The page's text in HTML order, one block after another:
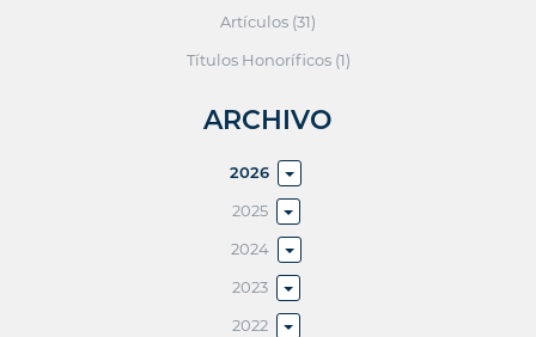
Artículos (31)
Títulos Honoríficos (1)
ARCHIVO
2026
2025
2024
2023
2022